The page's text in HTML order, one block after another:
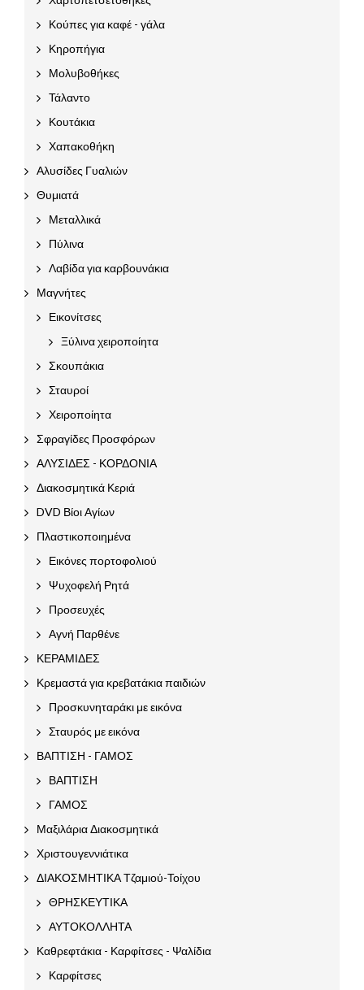
Κούπες για καφέ - γάλα
Κηροπήγια
Μολυβοθήκες
Τάλαντο
Κουτάκια
Χαπακοθήκη
Αλυσίδες Γυαλιών
Θυμιατά
Μεταλλικά
Πύλινα
Λαβίδα για καρβουνάκια
Μαγνήτες
Εικονίτσες
Ξύλινα χειροποίητα
Σκουπάκια
Σταυροί
Χειροποίητα
Σφραγίδες Προσφόρων
ΑΛΥΣΙΔΕΣ - ΚΟΡΔΟΝΙΑ
Διακοσμητικά Κεριά
DVD Βίοι Αγίων
Πλαστικοποιημένα
Εικόνες πορτοφολιού
Ψυχοφελή Ρητά
Προσευχές
Αγνή Παρθένε
ΚΕΡΑΜΙΔΕΣ
Κρεμαστά για κρεβατάκια παιδιών
Προσκυνηταράκι με εικόνα
Σταυρός με εικόνα
ΒΑΠΤΙΣΗ - ΓΑΜΟΣ
ΒΑΠΤΙΣΗ
ΓΑΜΟΣ
Μαξιλάρια Διακοσμητικά
Χριστουγεννιάτικα
ΔΙΑΚΟΣΜΗΤΙΚΑ Τζαμιού-Τοίχου
ΘΡΗΣΚΕΥΤΙΚΑ
ΑΥΤΟΚΟΛΛΗΤΑ
Καθρεφτάκια - Καρφίτσες - Ψαλίδια
Καρφίτσες